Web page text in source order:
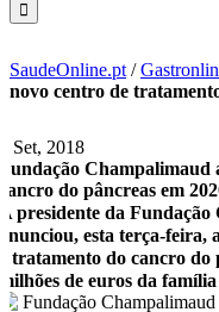
SaudeOnline.pt /
novo centro de
5 Set, 2018
Fundação Champalimaud
cancro do pâncreas em
A presidente da
anunciou, esta terça-feira,
e tratamento do cancro do
milhões de euros da